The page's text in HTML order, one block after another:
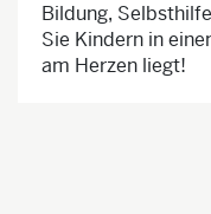
Bildung,
Sie Kindern in
am Herzen liegt!